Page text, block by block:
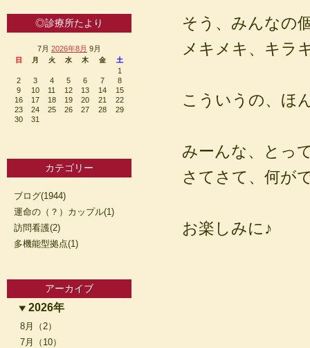
そう、みんなの
メキメキ、キラ
こういうの、ほ
みーんな、とっ
さてさて、何が
お楽しみに♪
◎診療所たより
7月 2026年8月 9月
日 月 火 水 木 金 土
1
2
3 4 5 6 7
8
9
10 11 12 13 14
15
16
17 18 19 20 21
22
23
24 25 26 27 28
29
30
31
カテゴリー
ブログ(1944)
運命の（？）カップル(1)
訪問看護(2)
多機能型拠点(1)
アーカイブ
2026年
8月（2）
7月（10）